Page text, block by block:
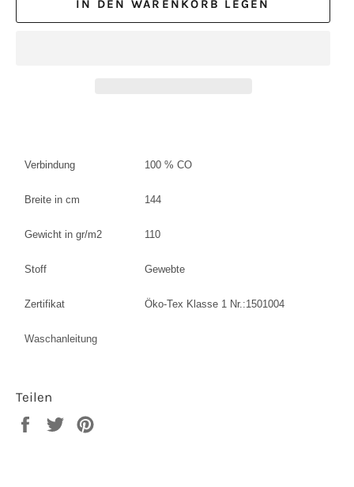
IN DEN WARENKORB LEGEN
Verbindung 100 % CO
Breite in cm 144
Gewicht in gr/m2 110
Stoff Gewebte
Zertifikat Öko-Tex Klasse 1 Nr.:1501004
Waschanleitung
Teilen
Auf
Auf